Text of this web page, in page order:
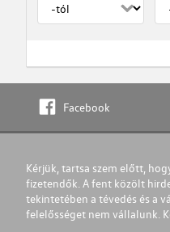
Facebook
Kérjük, tartsa szem előtt,
fizetendők. A fent közölt
tekintetében a tévedés és a
felelősséget nem vállalunk.